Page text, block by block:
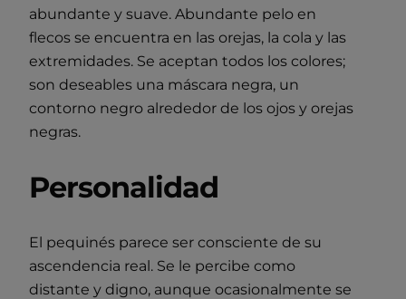
abundante y suave. Abundante pelo en
flecos se encuentra en las orejas, la cola y las
extremidades. Se aceptan todos los colores;
son deseables una máscara negra, un
contorno negro alrededor de los ojos y orejas
negras.
Personalidad
El pequinés parece ser consciente de su
ascendencia real. Se le percibe como
distante y digno, aunque ocasionalmente se